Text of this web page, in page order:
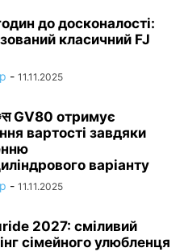
до досконалості:
класичний FJ
- 11.11.2025
GV80 отримує
вартості завдяки
варіанту
- 11.11.2025
2027: сміливий
сімейного улюбленця